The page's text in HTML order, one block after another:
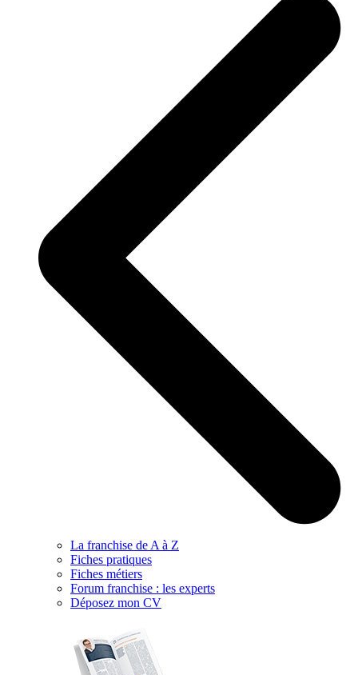
La franchise de A à Z
Fiches pratiques
Fiches métiers
Forum franchise : les experts
Déposez mon CV